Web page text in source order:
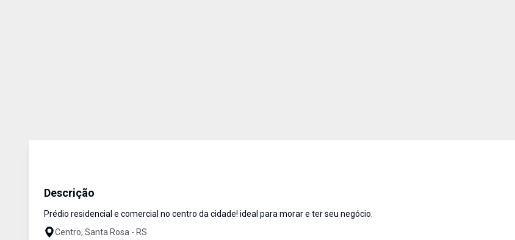
Descrição
Prédio residencial e comercial no centro da cidade! ideal para morar e ter seu negócio.
Centro, Santa Rosa - RS